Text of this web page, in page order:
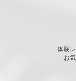
体験
お